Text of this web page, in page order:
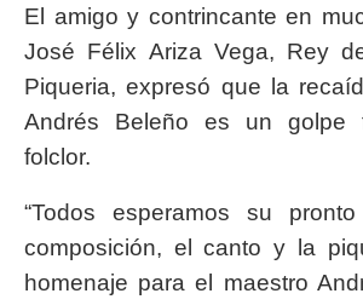
El amigo y contrincante en
José Félix Ariza Vega, Rey
Piqueria, expresó que la
Andrés Beleño es un golpe
folclor.
“Todos esperamos su
composición, el canto y la
homenaje para el maestro